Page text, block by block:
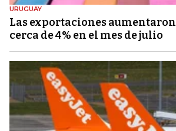
URUGUAY
Las exportaciones
cerca de 4% en el mes de julio